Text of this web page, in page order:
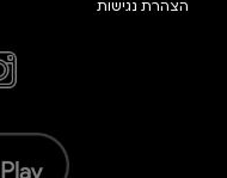
הצהרת נגישות